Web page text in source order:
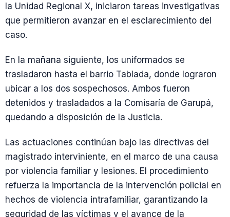
la Unidad Regional X, iniciaron tareas investigativas
que permitieron avanzar en el esclarecimiento del
caso.
En la mañana siguiente, los uniformados se
trasladaron hasta el barrio Tablada, donde lograron
ubicar a los dos sospechosos. Ambos fueron
detenidos y trasladados a la Comisaría de Garupá,
quedando a disposición de la Justicia.
Las actuaciones continúan bajo las directivas del
magistrado interviniente, en el marco de una causa
por violencia familiar y lesiones. El procedimiento
refuerza la importancia de la intervención policial en
hechos de violencia intrafamiliar, garantizando la
seguridad de las víctimas y el avance de la